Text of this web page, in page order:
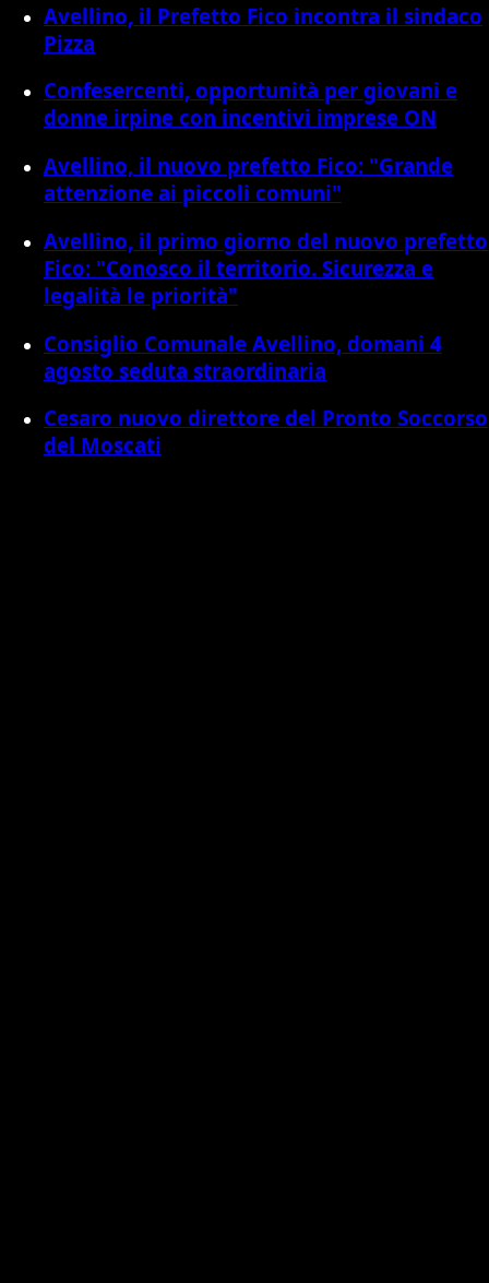
Avellino, il Prefetto Fico incontra il sindaco
Pizza
Confesercenti, opportunità per giovani e
donne irpine con incentivi imprese ON
Avellino, il nuovo prefetto Fico: "Grande
attenzione ai piccoli comuni"
Avellino, il primo giorno del nuovo prefetto
Fico: "Conosco il territorio. Sicurezza e
legalità le priorità"
Consiglio Comunale Avellino, domani 4
agosto seduta straordinaria
Cesaro nuovo direttore del Pronto Soccorso
del Moscati